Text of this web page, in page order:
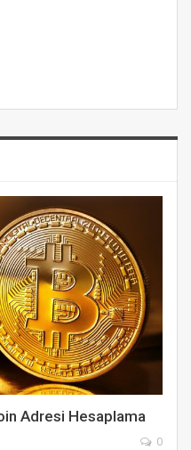
Adresi Hesaplama
0